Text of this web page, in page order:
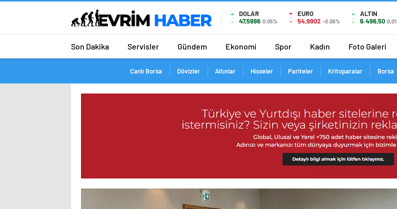
DOLAR
47,5996 0.05%
EURO
54,9902 -0.06%
ALTIN
6.496,50 0,01
Son Dakika Servisler Gündem Ekonomi Spor Kadın Foto Galeri
Canlı Borsa Dövizler Altınlar Hisseler Pariteler Kritoparalar Borsa